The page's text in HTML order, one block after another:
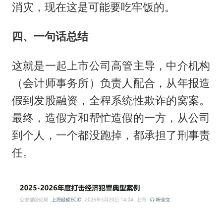
消灾，现在这是可能要吃牢饭的。
四、一句话总结
这就是一起上市公司高管主导，中介机构
（会计师事务所）负责人配合，从年报造
假到发股融资，全程系统性欺诈的窝案。
最终，造假方和帮忙造假的一方，从公司
到个人，一个都没跑掉，都承担了刑事责
任。